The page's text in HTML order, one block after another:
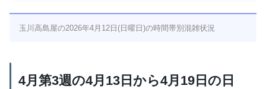
玉川高島屋の2026年4月12日(日曜日)の時間帯別混雑状況
4月第3週の4月13日から4月19日の日